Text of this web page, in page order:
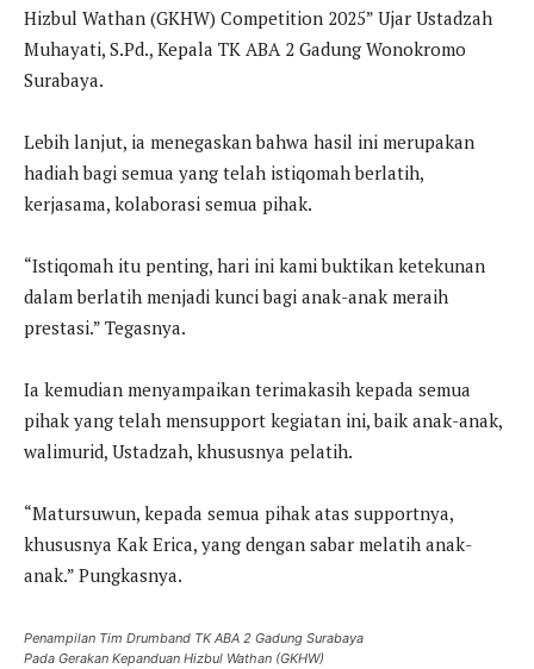
Hizbul Wathan (GKHW) Competition 2025” Ujar Ustadzah
Muhayati, S.Pd., Kepala TK ABA 2 Gadung Wonokromo
Surabaya.
Lebih lanjut, ia menegaskan bahwa hasil ini merupakan
hadiah bagi semua yang telah istiqomah berlatih,
kerjasama, kolaborasi semua pihak.
“Istiqomah itu penting, hari ini kami buktikan ketekunan
dalam berlatih menjadi kunci bagi anak-anak meraih
prestasi.” Tegasnya.
Ia kemudian menyampaikan terimakasih kepada semua
pihak yang telah mensupport kegiatan ini, baik anak-anak,
walimurid, Ustadzah, khususnya pelatih.
“Matursuwun, kepada semua pihak atas supportnya,
khususnya Kak Erica, yang dengan sabar melatih anak-
anak.” Pungkasnya.
Penampilan Tim Drumband TK ABA 2 Gadung Surabaya
Pada Gerakan Kepanduan Hizbul Wathan (GKHW)